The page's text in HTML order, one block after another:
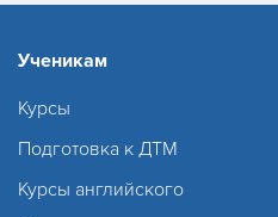
Ученикам
Курсы
Подготовка к ДТМ
Курсы английского